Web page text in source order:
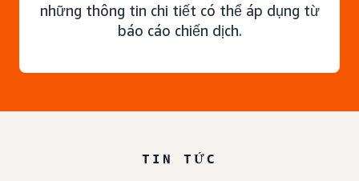
những thông tin chi tiết có thể áp dụng từ
báo cáo chiến dịch.
TIN TỨC